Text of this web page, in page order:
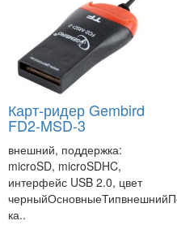
Карт-ридер Gembird
FD2-MSD-3
внешний, поддержка:
microSD, microSDHC,
интерфейс USB 2.0, цвет
ка..